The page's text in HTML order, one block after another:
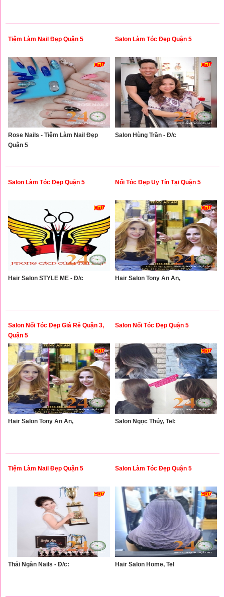
Tiệm Làm Nail Đẹp Quận 5
Rose Nails - Tiệm Làm Nail Đẹp
Quận 5
Salon Làm Tóc Đẹp Quận 5
Salon Hùng Trần - Đ/c
Salon Làm Tóc Đẹp Quận 5
Hair Salon STYLE ME - Đ/c
Nối Tóc Đẹp Uy Tín Tại Quận 5
Hair Salon Tony An An,
Salon Nối Tóc Đẹp Giá Rẻ Quận 3,
Quận 5
Hair Salon Tony An An,
Salon Nối Tóc Đẹp Quận 5
Salon Ngọc Thúy, Tel:
Tiệm Làm Nail Đẹp Quận 5
Thái Ngân Nails - Đ/c:
Salon Làm Tóc Đẹp Quận 5
Hair Salon Home, Tel